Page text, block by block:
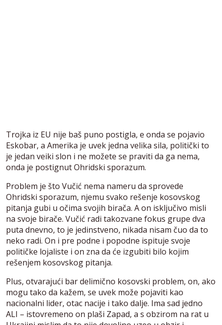
Trojka iz EU nije baš puno postigla, e onda se pojavio
Eskobar, a Amerika je uvek jedna velika sila, politički to
je jedan veiki slon i ne možete se praviti da ga nema,
onda je postignut Ohridski sporazum.
Problem je što Vučić nema nameru da sprovede
Ohridski sporazum, njemu svako rešenje kosovskog
pitanja gubi u očima svojih birača. A on isključivo misli
na svoje birače. Vučić radi takozvane fokus grupe dva
puta dnevno, to je jedinstveno, nikada nisam čuo da to
neko radi. On i pre podne i popodne ispituje svoje
političke lojaliste i on zna da će izgubiti bilo kojim
rešenjem kosovskog pitanja.
Plus, otvarajući bar delimično kosovski problem, on, ako
mogu tako da kažem, se uvek može pojaviti kao
nacionalni lider, otac nacije i tako dalje. Ima sad jedno
ALI – istovremeno on plaši Zapad, a s obzirom na rat u